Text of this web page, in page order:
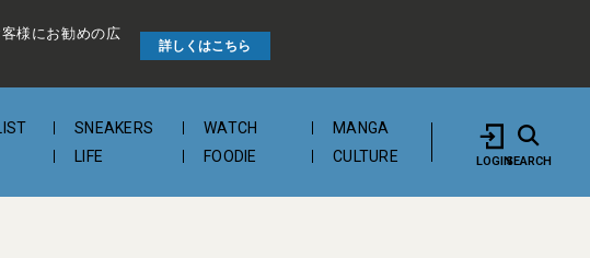
様にお勧めの広
詳しくはこちら
SNEAKERS WATCH
MANGA
LIFE FOODIE CULTURE LOGINSEARCH